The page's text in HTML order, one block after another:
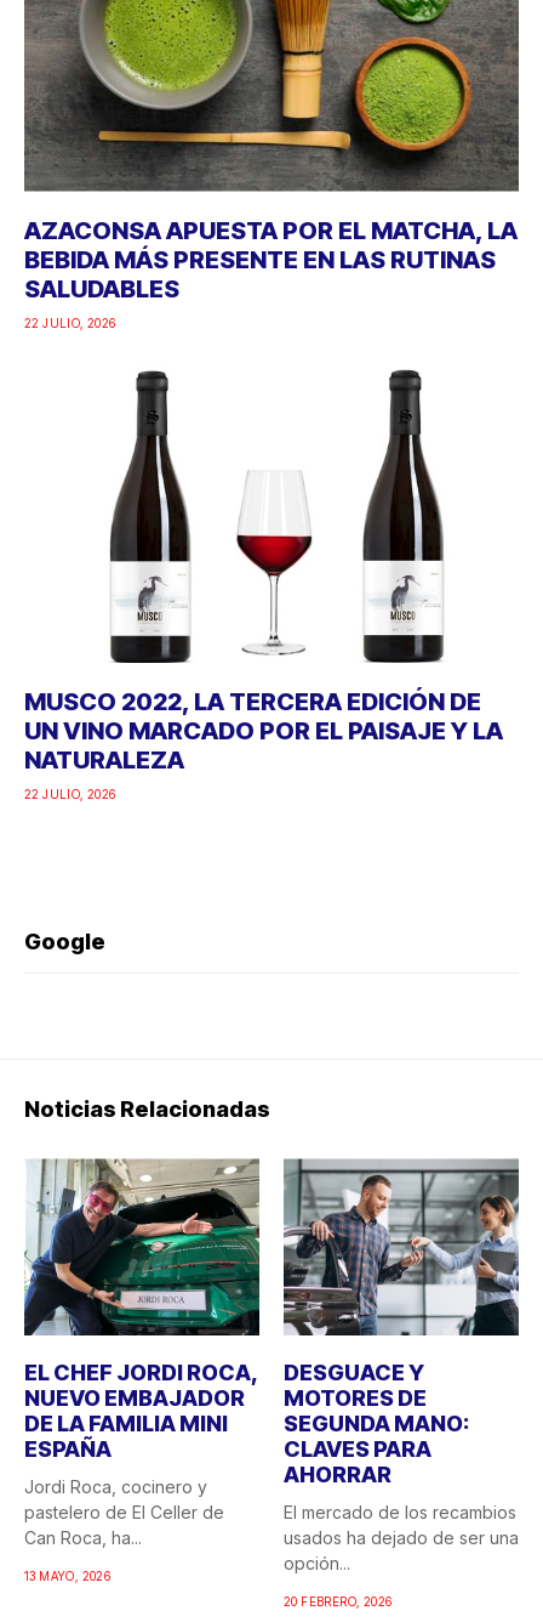
AZACONSA APUESTA POR EL MATCHA, LA
BEBIDA MÁS PRESENTE EN LAS RUTINAS
SALUDABLES
22 JULIO, 2026
MUSCO 2022, LA TERCERA EDICIÓN DE
UN VINO MARCADO POR EL PAISAJE Y LA
NATURALEZA
22 JULIO, 2026
Google
Noticias Relacionadas
EL CHEF JORDI ROCA,
NUEVO EMBAJADOR
DE LA FAMILIA MINI
ESPAÑA
Jordi Roca, cocinero y
pastelero de El Celler de
Can Roca, ha...
13 MAYO, 2026
DESGUACE Y
MOTORES DE
SEGUNDA MANO:
CLAVES PARA
AHORRAR
El mercado de los recambios
usados ha dejado de ser una
opción...
20 FEBRERO, 2026